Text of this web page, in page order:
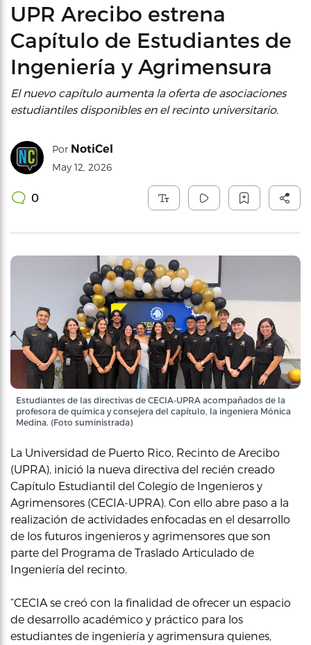
UPR Arecibo estrena
Capítulo de Estudiantes de
Ingeniería y Agrimensura
El nuevo capítulo aumenta la oferta de asociaciones
estudiantiles disponibles en el recinto universitario.
Por NotiCel
May 12, 2026
0
Estudiantes de las directivas de CECIA-UPRA acompañados de la
profesora de química y consejera del capítulo, la ingeniera Mónica
Medina. (Foto suministrada)
La Universidad de Puerto Rico, Recinto de Arecibo
(UPRA), inició la nueva directiva del recién creado
Capítulo Estudiantil del Colegio de Ingenieros y
Agrimensores (CECIA-UPRA). Con ello abre paso a la
realización de actividades enfocadas en el desarrollo
de los futuros ingenieros y agrimensores que son
parte del Programa de Traslado Articulado de
Ingeniería del recinto.
“CECIA se creó con la finalidad de ofrecer un espacio
de desarrollo académico y práctico para los
estudiantes de ingeniería y agrimensura quienes,